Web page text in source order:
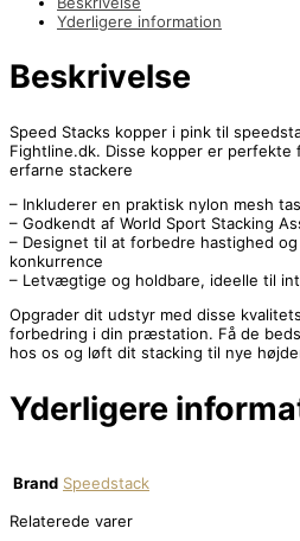
Yderligere information
Beskrivelse
Speed Stacks kopper i pink til
Fightline.dk. Disse kopper er perfekte
erfarne stackere
– Inkluderer en praktisk nylon mesh
– Godkendt af World Sport Stacking
– Designet til at forbedre hastighed
konkurrence
– Letvægtige og holdbare, ideelle til
Opgrader dit udstyr med disse
forbedring i din præstation. Få de
hos os og løft dit stacking til nye
Yderligere
Brand Speedstack
Relaterede varer